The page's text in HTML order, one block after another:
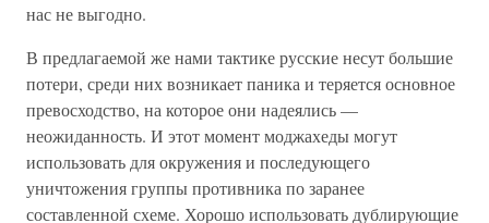
нас не выгодно.
В предлагаемой же нами тактике русские несут большие
потери, среди них возникает паника и теряется основное
превосходство, на которое они надеялись —
неожиданность. И этот момент моджахеды могут
использовать для окружения и последующего
уничтожения группы противника по заранее
составленной схеме. Хорошо использовать дублирующие